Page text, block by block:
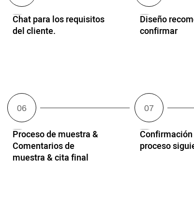
Chat para los requisitos
del cliente.
Diseño
confirmar
Proceso de muestra &
Comentarios de
muestra & cita final
proceso